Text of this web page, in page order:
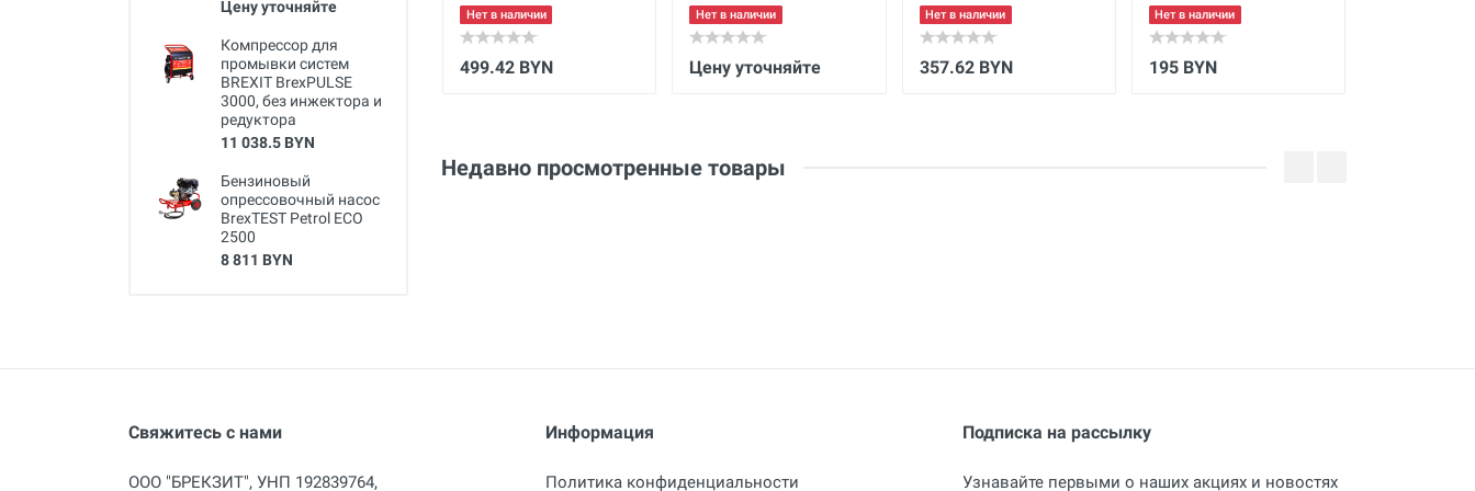
Цену уточняйте
Компрессор для
промывки систем
BREXIT BrexPULSE
3000, без инжектора и
редуктора
11 038.5 BYN
Бензиновый
опрессовочный насос
BrexTEST Petrol ECO
2500
8 811 BYN
Нет в наличии
499.42 BYN
Нет в наличии
Цену уточняйте
Нет в наличии
357.62 BYN
Нет в наличии
195 BYN
Недавно просмотренные товары
Свяжитесь с нами
ООО "БРЕКЗИТ", УНП 192839764,
Информация
Политика конфиденциальности
Подписка на рассылку
Узнавайте первыми о наших акциях и новостях